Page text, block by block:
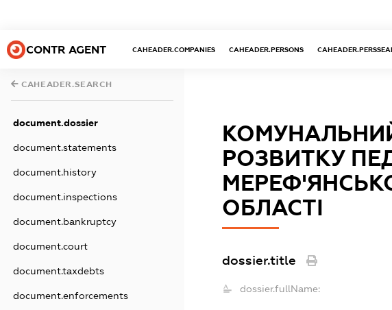
CONTR AGENT CAHEADER.COMPANIES CAHEADER.PERSONS
CAHEADER.SEARCH
document.dossier
document.statements
document.history
document.inspections
document.bankruptcy
document.court
document.taxdebts
document.enforcements
РОЗВИТКУ
ОБЛАСТІ
dossier.title
dossier.fullName: